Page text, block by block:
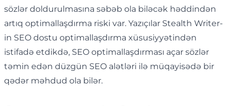
sözlər doldurulmasına səbəb ola biləcək həddindən
artıq optimallaşdırma riski var. Yazıçılar Stealth Writer-
in SEO dostu optimallaşdırma xüsusiyyətindən
istifadə etdikdə, SEO optimallaşdırması açar sözlər
təmin edən düzgün SEO alətləri ilə müqayisədə bir
qədər məhdud ola bilər.